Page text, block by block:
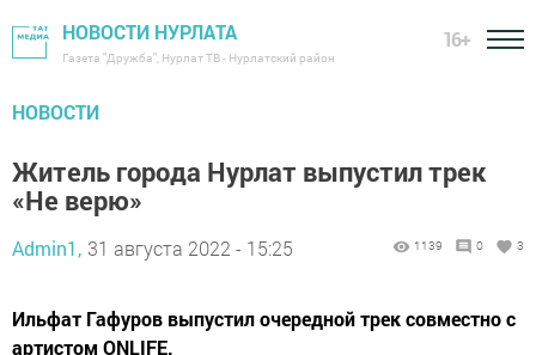
НОВОСТИ НУРЛАТА
Газета "Дружба", Нурлат ТВ - Нурлатский район
16+
НОВОСТИ
Житель города Нурлат выпустил трек
«Не верю»
Admin1, 31 августа 2022 - 15:25 1139 0 3
Ильфат Гафуров выпустил очередной трек совместно с
артистом ONLIFE.